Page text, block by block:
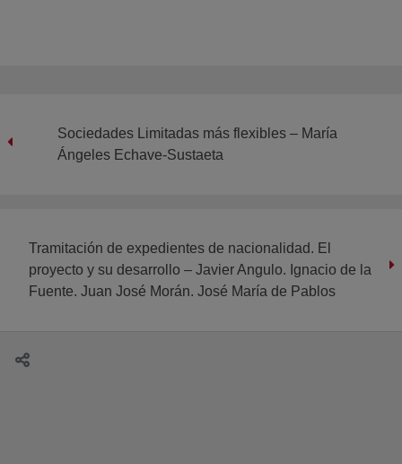
Sociedades Limitadas más flexibles – María
Ángeles Echave-Sustaeta
Tramitación de expedientes de nacionalidad. El
proyecto y su desarrollo – Javier Angulo. Ignacio de la
Fuente. Juan José Morán. José María de Pablos